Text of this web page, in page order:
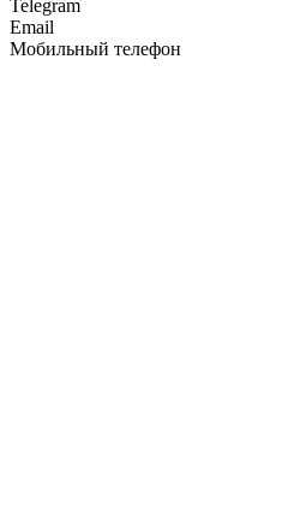
Telegram
Email
Мобильный телефон